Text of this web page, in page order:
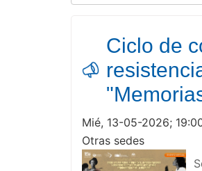
Ciclo de
Mié, 13-05-2026;
Otras sedes